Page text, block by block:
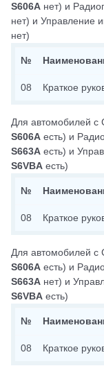
S606A нет) и
нет) и Управление
нет)
№
08 Краткое
Для автомобилей с
S606A есть) и
S663A есть) и
S6VBA есть)
№
08 Краткое
Для автомобилей с
S606A есть) и
S663A нет) и
S6VBA есть)
№
08 Краткое